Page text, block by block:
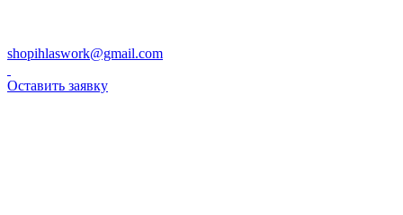
shopihlaswork@gmail.com
Оставить заявку